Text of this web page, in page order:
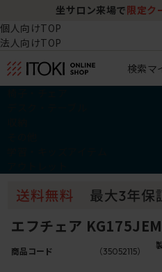
坐サロン来場で 限定ク
個人向けTOP
法人向けTOP
検索マ
エフチェア
商品コード （35052115）